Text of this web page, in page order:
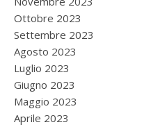
Ottobre 2023
Settembre 2023
Agosto 2023
Luglio 2023
Giugno 2023
Maggio 2023
Aprile 2023